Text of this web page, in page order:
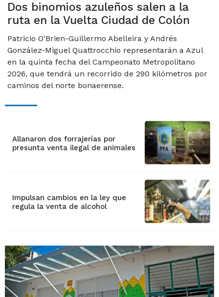
Dos binomios azuleños salen a la
ruta en la Vuelta Ciudad de Colón
Patricio O'Brien-Guillermo Abelleira y Andrés
González-Miguel Quattrocchio representarán a Azul
en la quinta fecha del Campeonato Metropolitano
2026, que tendrá un recorrido de 290 kilómetros por
caminos del norte bonaerense.
Allanaron dos forrajerías por
presunta venta ilegal de animales
Impulsan cambios en la ley que
regula la venta de alcohol